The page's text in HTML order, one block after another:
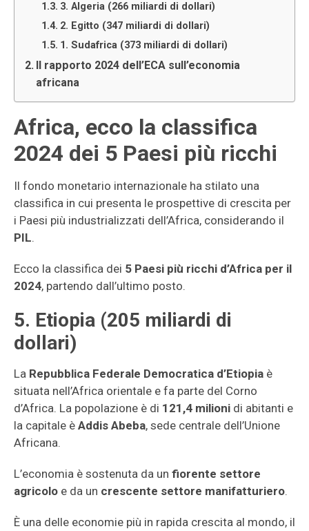
3. Algeria (266 miliardi di dollari)
2. Egitto (347 miliardi di dollari)
1. Sudafrica (373 miliardi di dollari)
Il rapporto 2024 dell’ECA sull’economia
africana
Africa, ecco la classifica
2024 dei 5 Paesi più ricchi
Il fondo monetario internazionale ha stilato una
classifica in cui presenta le prospettive di crescita per
i Paesi più industrializzati dell’Africa, considerando il
PIL.
Ecco la classifica dei 5 Paesi più ricchi d’Africa per il
2024, partendo dall’ultimo posto.
5. Etiopia (205 miliardi di
dollari)
La Repubblica Federale Democratica d’Etiopia è
situata nell’Africa orientale e fa parte del Corno
d’Africa. La popolazione è di 121,4 milioni di abitanti e
la capitale è Addis Abeba, sede centrale dell’Unione
Africana.
L’economia è sostenuta da un fiorente settore
agricolo e da un crescente settore manifatturiero.
È una delle economie più in rapida crescita al mondo, il